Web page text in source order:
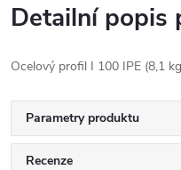
Detailní popis
Ocelový profil I 100 IPE (8,1
Parametry produktu
Recenze